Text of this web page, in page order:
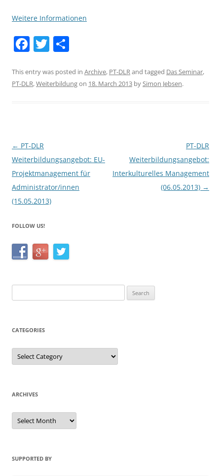
Weitere Informationen
F
c
e
o
k
T
itt
er
ar
e
This entry was posted in Archive, PT-DLRand tagged Das Seminar,
PT-DLR,Weiterbildungon 18. March 2013 bySimon Jebsen.
Post
navigation
← PT-DLR
Weiterbildungsangebot: EU-
Projektmanagement für
Administrator/innen
(15.05.2013)
PT-DLR
Weiterbildungsangebot:
Interkulturelles Management
(06.05.2013) →
FOLLOW US!
for:
CATEGORIES
Categories
ARCHIVES
Archives
SUPPORTED BY